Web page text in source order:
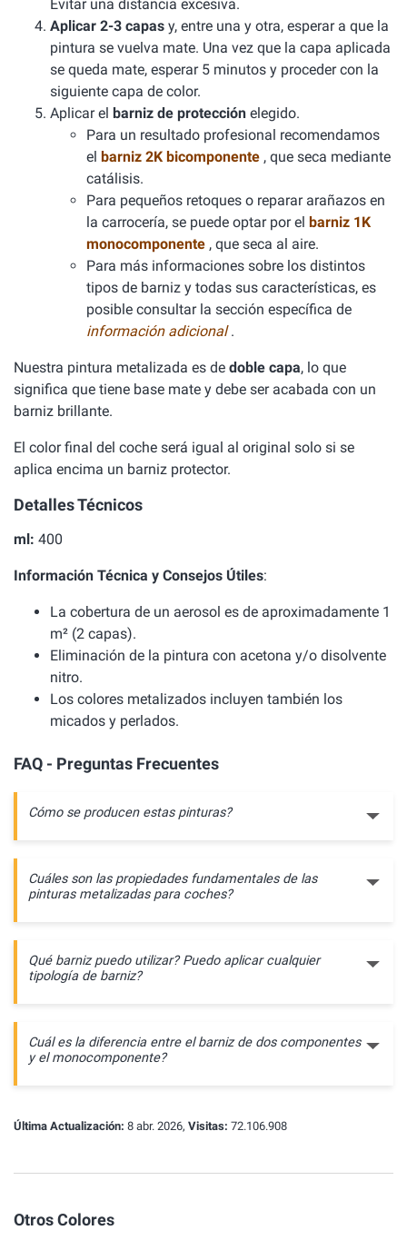
Evitar una distancia excesiva.
Aplicar 2-3 capas y, entre una y otra, esperar a que la
pintura se vuelva mate. Una vez que la capa aplicada
se queda mate, esperar 5 minutos y proceder con la
siguiente capa de color.
Aplicar el barniz de protección elegido.
Para un resultado profesional recomendamos
el barniz 2K bicomponente , que seca mediante
catálisis.
Para pequeños retoques o reparar arañazos en
la carrocería, se puede optar por el barniz 1K
monocomponente , que seca al aire.
Para más informaciones sobre los distintos
tipos de barniz y todas sus características, es
posible consultar la sección específica de
información adicional.
Nuestra pintura metalizada es de doble capa, lo que
significa que tiene base mate y debe ser acabada con un
barniz brillante.
El color final del coche será igual al original solo si se
aplica encima un barniz protector.
Detalles Técnicos
ml: 400
Información Técnica y Consejos Útiles:
La cobertura de un aerosol es de aproximadamente 1
m² (2 capas).
Eliminación de la pintura con acetona y/o disolvente
nitro.
Los colores metalizados incluyen también los
micados y perlados.
FAQ - Preguntas Frecuentes
Cómo se producen estas pinturas?
Cuáles son las propiedades fundamentales de las
pinturas metalizadas para coches?
Qué barniz puedo utilizar? Puedo aplicar cualquier
tipología de barniz?
Cuál es la diferencia entre el barniz de dos componentes
y el monocomponente?
Última Actualización: 8 abr. 2026, Visitas: 72.106.908
Otros Colores